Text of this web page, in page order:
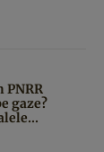
PNRR
gaze?